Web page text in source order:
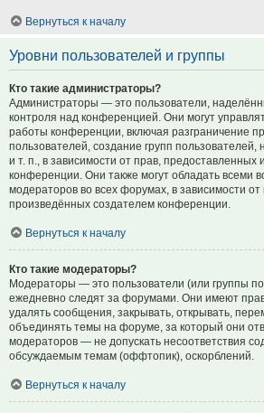
Вернуться к началу
Уровни пользователей и группы
Кто такие администраторы?
Администраторы — это пользователи,
контроля над конференцией. Они могут
работы конференции, включая разграничение
пользователей, создание групп
и т. п., в зависимости от прав, предоставленных
конференции. Они также могут обладать всеми
модераторов во всех форумах, в зависимости от
произведённых создателем конференции.
Вернуться к началу
Кто такие модераторы?
Модераторы — это пользователи (или группы
ежедневно следят за форумами. Они имеют
удалять сообщения, закрывать, открывать,
объединять темы на форуме, за который они
модераторов — не допускать несоответствия
обсуждаемым темам (оффтопик), оскорблений.
Вернуться к началу